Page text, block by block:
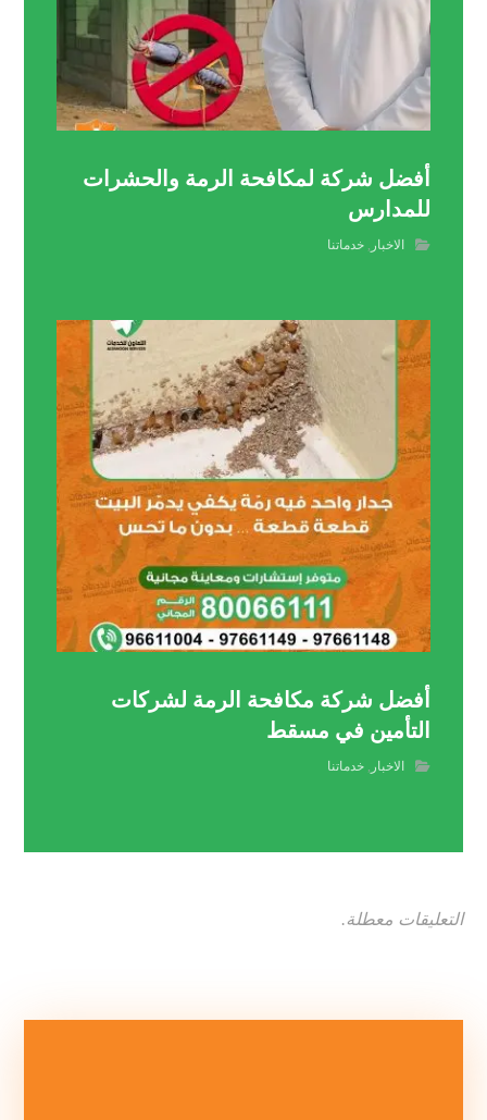
أفضل شركة لمكافحة الرمة والحشرات
للمدارس
الاخبار ,خدماتنا
أفضل شركة مكافحة الرمة لشركات
التأمين في مسقط
الاخبار ,خدماتنا
التعليقات معطلة.